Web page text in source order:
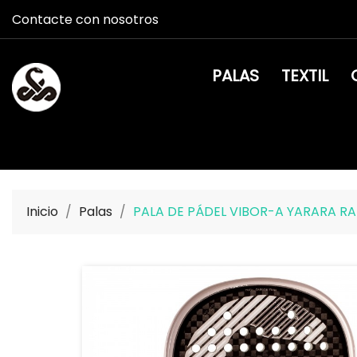
Contacte con nosotros
PALAS TEXTIL
Inicio Palas PALA DE PÁDEL VIBOR-A YARARA